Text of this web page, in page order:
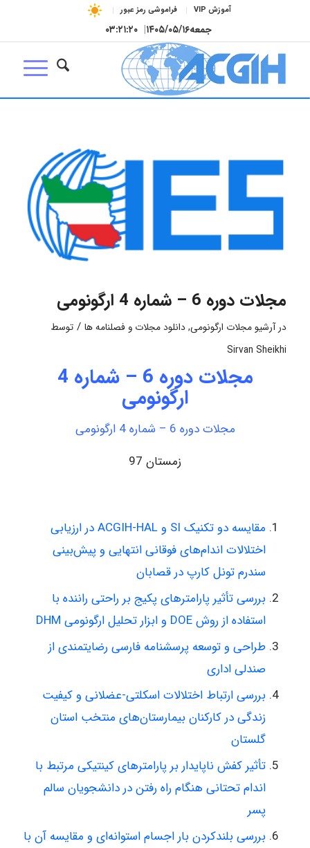
آموزش VIP فراموشی رمز عبور
جمعه۱۴۰۵/۰۵/۱۶| ۰۳:۲۱:۲۱
مجلات دوره 6 – شماره 4 ارگونومی
درآرشیو مجلات ارگونومی,دانلود مجلات و فصلنامه ها / توسط
Sirvan Sheikhi
مجلات دوره 6 – شماره 4
ارگونومی
مجلات دوره 6 – شماره 4 ارگونومی
زمستان 97
مقایسه دو تکنیک SI و ACGIH-HAL در ارزیابی
اختلالات اندام‌های فوقانی انتهایی و پیش‌بینی
سندرم تونل کارپ در قصابان
بررسی تأثیر پارامترهای پکیج بر راحتی راننده با
استفاده از روش DOE و ابزار تحلیل ارگونومی DHM
طراحی و توسعه پرسشنامه فارسی رضایتمندی از
صندلی اداری
بررسی ارتباط اختلالات اسکلتی-عضلانی و کیفیت
زندگی در کارکنان بیمارستان‌های منتخب استان
گلستان
تأثیر کفش ناپایدار بر پارامترهای کینتیکی مرتبط با
اندام تحتانی هنگام راه‌ رفتن در دانشجویان سالم
پسر
بررسی بلندکردن بار اجسام استوانه‌ای و مقایسه آن با